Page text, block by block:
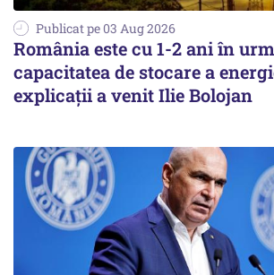
Publicat pe 03 Aug 2026
România este cu 1-2 ani în
capacitatea de stocare a
explicații a venit Ilie Bolojan